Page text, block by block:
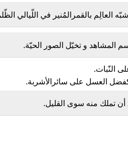
العالِم بالقمرالمُنير في اللّيالي
المشاهد و تخيّل الصور الحيّة.
النّبات.
العسل على سائرالأشربة.
أن تملك منه سوى القليل.